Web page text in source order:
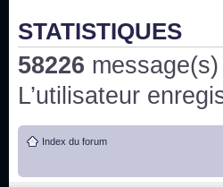
3x24 Human Error mais
Bonjour j'aimerais que
qu'une personne fait un
:he:
STATISTIQUES
58226 message(s)
L’utilisateur
Index du forum